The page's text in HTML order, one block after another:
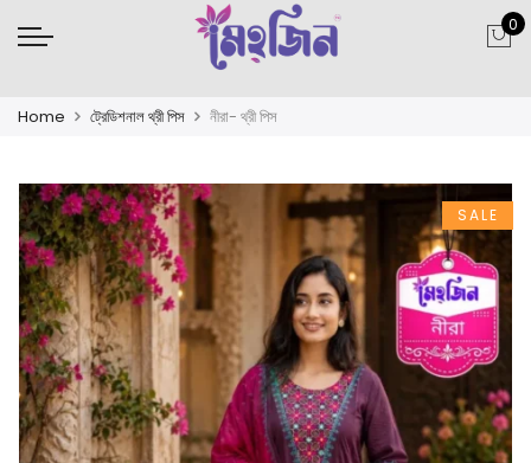
0
Home ট্রেডিশনাল থ্রী পিস নীরা- থ্রী পিস
SALE